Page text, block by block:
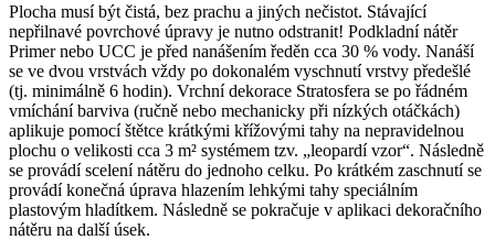
Plocha musí být čistá, bez prachu a jiných nečistot. Stávající
nepřilnavé povrchové úpravy je nutno odstranit! Podkladní nátěr
Primer nebo UCC je před nanášením ředěn cca 30 % vody. Nanáší
se ve dvou vrstvách vždy po dokonalém vyschnutí vrstvy předešlé
(tj. minimálně 6 hodin). Vrchní dekorace Stratosfera se po řádném
vmíchání barviva (ručně nebo mechanicky při nízkých otáčkách)
aplikuje pomocí štětce krátkými křížovými tahy na nepravidelnou
plochu o velikosti cca 3 m² systémem tzv. „leopardí vzor“. Následně
se provádí scelení nátěru do jednoho celku. Po krátkém zaschnutí se
provádí konečná úprava hlazením lehkými tahy speciálním
plastovým hladítkem. Následně se pokračuje v aplikaci dekoračního
nátěru na další úsek.